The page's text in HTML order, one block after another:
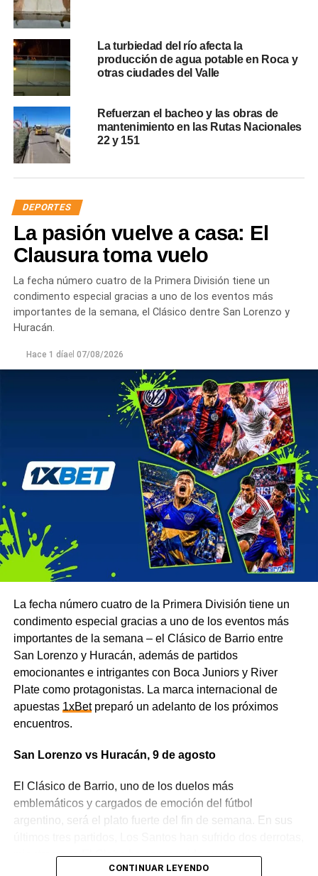
La turbiedad del río afecta la
producción de agua potable en Roca y
otras ciudades del Valle
Refuerzan el bacheo y las obras de
mantenimiento en las Rutas Nacionales
22 y 151
DEPORTES
La pasión vuelve a casa: El
Clausura toma vuelo
La fecha número cuatro de la Primera División tiene un
condimento especial gracias a uno de los eventos más
importantes de la semana, el Clásico dentre San Lorenzo y
Huracán.
Hace 1 díael 07/08/2026
La fecha número cuatro de la Primera División tiene un
condimento especial gracias a uno de los eventos más
importantes de la semana – el Clásico de Barrio entre
San Lorenzo y Huracán, además de partidos
emocionantes e intrigantes con Boca Juniors y River
Plate como protagonistas. La marca internacional de
apuestas 1xBetpreparó un adelanto de los próximos
encuentros.
San Lorenzo vs Huracán, 9 de agosto
El Clásico de Barrio, uno de los duelos más
emblemáticos y cargados de emoción del fútbol
argentino, será el plato fuerte del fin de semana. En sus
mientras que El Globo ha conseguido sumar cuatro
puntos. El cruce entre estos dos viejos rivales va mucho
CONTINUAR LEYENDO